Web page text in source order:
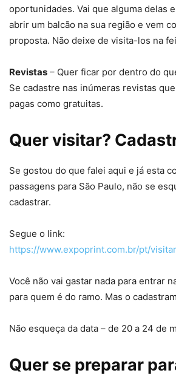
oportunidades. Vai que alguma delas
abrir um balcão na sua região e vem
proposta. Não deixe de visita-los na
Revistas – Quer ficar por dentro do
Se cadastre nas inúmeras revistas
pagas como gratuitas.
Quer visitar?
Se gostou do que falei aqui e já esta
passagens para São Paulo, não se
cadastrar.
Segue o link:
https://www.expoprint.com.br/pt/
Você não vai gastar nada para entrar
para quem é do ramo. Mas o
Não esqueça da data – de 20 a 24 de
Quer se preparar